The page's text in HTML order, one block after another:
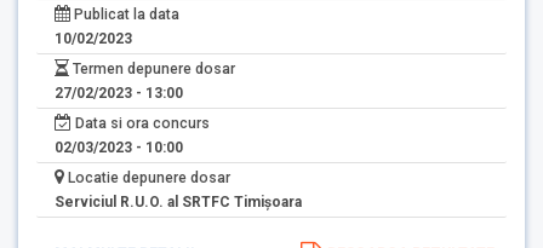
Publicat la data
10/02/2023
Termen depunere dosar
27/02/2023 - 13:00
Data si ora concurs
02/03/2023 - 10:00
Locatie depunere dosar
Serviciul R.U.O. al SRTFC Timişoara